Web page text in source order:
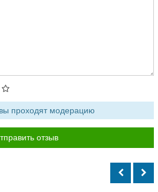
проходят модерацию